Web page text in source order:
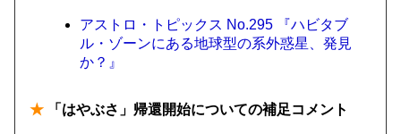
アストロ・トピックス No.295 『ハビタブ
ル・ゾーンにある地球型の系外惑星、発見
か？』
★ 「はやぶさ」帰還開始についての補足コメント